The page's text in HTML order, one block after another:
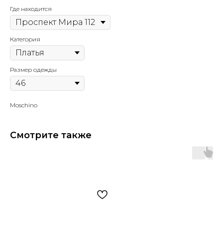
Где находится
Категория
Размер одежды
Moschino
Смотрите также